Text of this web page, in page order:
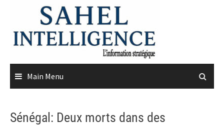
content
Main Menu
Sénégal: Deux morts dans des